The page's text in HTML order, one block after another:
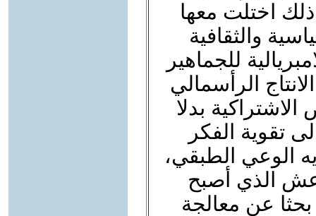
اختلت معها
والثقافية
للجماهير
الرأسمالي
بدلا
تقوية الفكر
الوعي الطبقي،
الذي أصبح
بحثا عن معالجة